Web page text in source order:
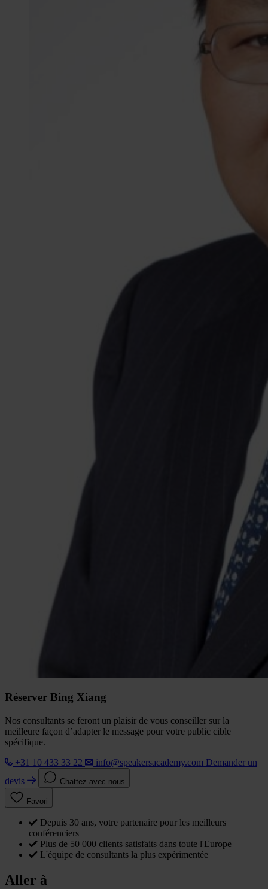
Réserver Bing Xiang
Nos consultants se feront un plaisir de vous conseiller sur la
meilleure façon d’adapter le message pour votre public cible
spécifique.
+31 10 433 33 22
info@speakersacademy.com Demander un
devis
Chattez avec nous
Favori
Depuis 30 ans, votre partenaire pour les meilleurs
conférenciers
Plus de 50 000 clients satisfaits dans toute l'Europe
L'équipe de consultants la plus expérimentée
Aller à